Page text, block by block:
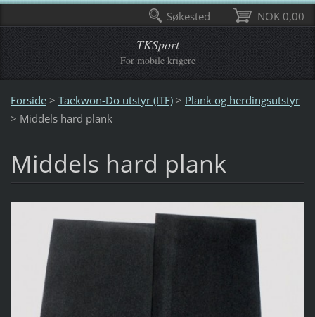
TKSport
For mobile krigere
Forside > Taekwon-Do utstyr (ITF) > Plank og herdingsutstyr
> Middels hard plank
Middels hard plank
NOK 0,00
Søkested